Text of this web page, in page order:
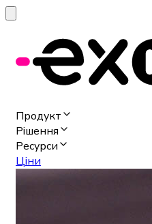
Продукт
Рішення
Ресурси
Ціни